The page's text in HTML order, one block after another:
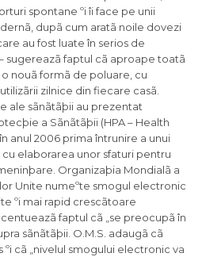
spontane ºi îi face pe unii
dupã cum aratã noile dovezi
au fost luate în serios de
sugereazã faptul cã aproape toatã
nouã formã de poluare, cu
zilnice din fiecare casã.
ale sãnãtãþii au prezentat
a Sãnãtãþii (HPA – Health
anul 2006 prima întrunire a unui
elaborarea unor sfaturi pentru
Organizaþia Mondialã a
Unite numeºte smogul electronic
ºi mai rapid crescãtoare
faptul cã „se preocupã în
sãnãtãþii. O.M.S. adaugã cã
ºi cã „nivelul smogului electronic va